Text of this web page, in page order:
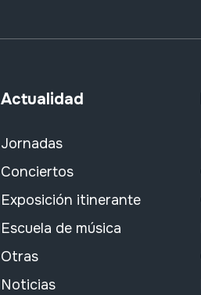
Actualidad
Jornadas
Conciertos
Exposición itinerante
Escuela de música
Otras
Noticias